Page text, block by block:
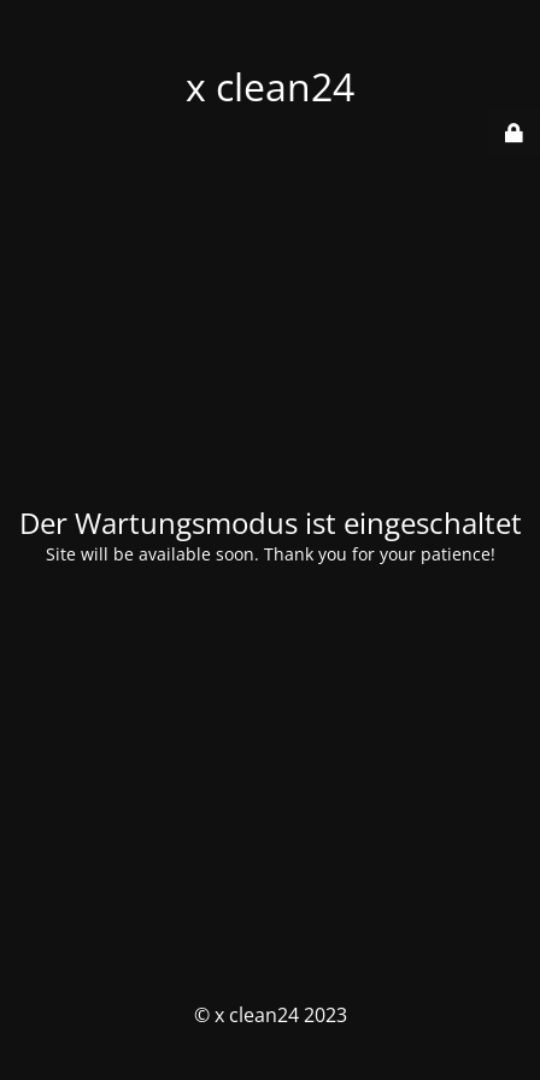
x clean24
Der Wartungsmodus ist eingeschaltet
Site will be available soon. Thank you for your patience!
© x clean24 2023